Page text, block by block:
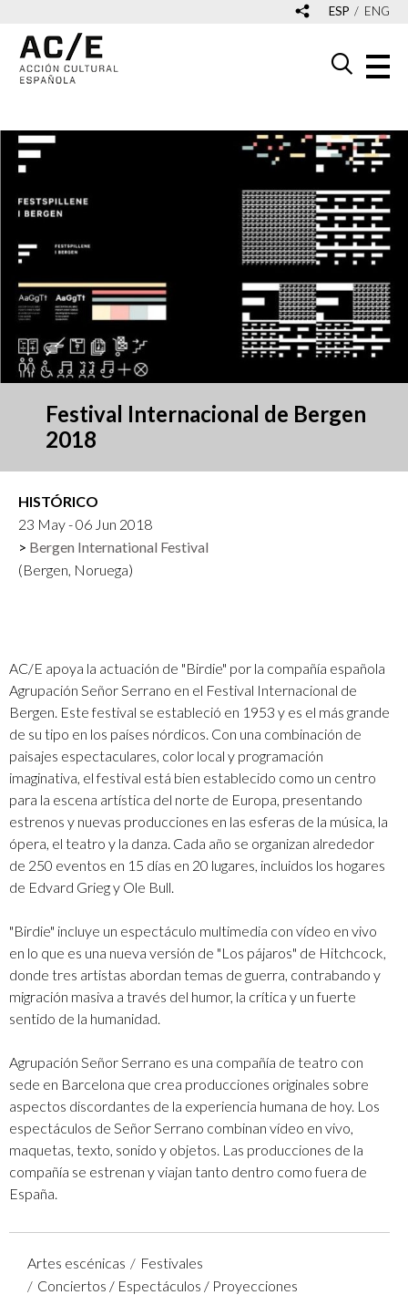
ESP ENG
Festival Internacional de Bergen
2018
HISTÓRICO
23 May - 06 Jun 2018
Bergen International Festival
(Bergen, Noruega)
AC/E apoya la actuación de "Birdie" por la compañía española
Agrupación Señor Serrano en el Festival Internacional de
Bergen. Este festival se estableció en 1953 y es el más grande
de su tipo en los países nórdicos. Con una combinación de
paisajes espectaculares, color local y programación
imaginativa, el festival está bien establecido como un centro
para la escena artística del norte de Europa, presentando
estrenos y nuevas producciones en las esferas de la música, la
ópera, el teatro y la danza. Cada año se organizan alrededor
de 250 eventos en 15 días en 20 lugares, incluidos los hogares
de Edvard Grieg y Ole Bull.
"Birdie" incluye un espectáculo multimedia con vídeo en vivo
en lo que es una nueva versión de "Los pájaros" de Hitchcock,
donde tres artistas abordan temas de guerra, contrabando y
migración masiva a través del humor, la crítica y un fuerte
sentido de la humanidad.
Agrupación Señor Serrano es una compañía de teatro con
sede en Barcelona que crea producciones originales sobre
aspectos discordantes de la experiencia humana de hoy. Los
espectáculos de Señor Serrano combinan vídeo en vivo,
maquetas, texto, sonido y objetos. Las producciones de la
compañía se estrenan y viajan tanto dentro como fuera de
España.
Artes escénicas
Festivales
Conciertos / Espectáculos / Proyecciones